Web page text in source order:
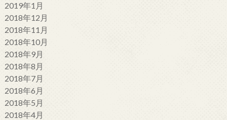
2019年1月
2018年12月
2018年11月
2018年10月
2018年9月
2018年8月
2018年7月
2018年6月
2018年5月
2018年4月